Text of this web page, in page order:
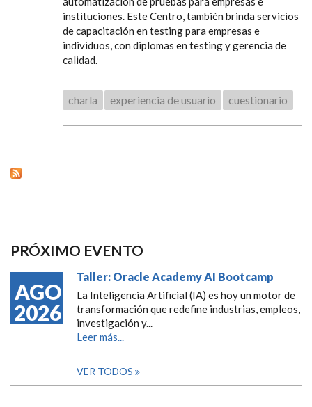
instituciones. Este Centro, también brinda servicios
de capacitación en testing para empresas e
individuos, con diplomas en testing y gerencia de
calidad.
charla experiencia de usuario cuestionario
PRÓXIMO EVENTO
AGO
2026
Taller: Oracle Academy AI Bootcamp
La Inteligencia Artificial (IA) es hoy un motor de
transformación que redefine industrias, empleos,
investigación y...
Leer más...
VER TODOS